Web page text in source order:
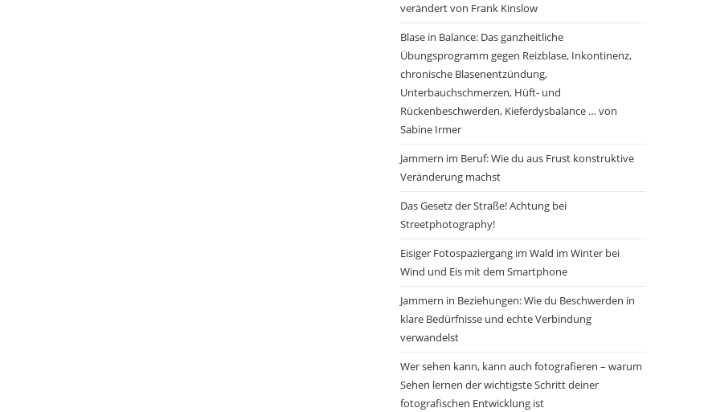
verändert von Frank Kinslow
Blase in Balance: Das ganzheitliche
Übungsprogramm gegen Reizblase, Inkontinenz,
chronische Blasenentzündung,
Unterbauchschmerzen, Hüft- und
Rückenbeschwerden, Kieferdysbalance … von
Sabine Irmer
Jammern im Beruf: Wie du aus Frust konstruktive
Veränderung machst
Das Gesetz der Straße! Achtung bei
Streetphotography!
Eisiger Fotospaziergang im Wald im Winter bei
Wind und Eis mit dem Smartphone
Jammern in Beziehungen: Wie du Beschwerden in
klare Bedürfnisse und echte Verbindung
verwandelst
Wer sehen kann, kann auch fotografieren – warum
Sehen lernen der wichtigste Schritt deiner
fotografischen Entwicklung ist